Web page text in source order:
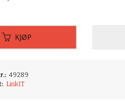
KJØP
49289
LinkIT